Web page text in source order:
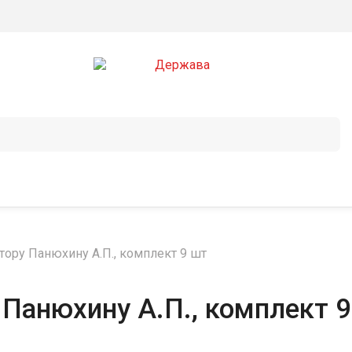
Панюхину А.П., комплект 9 шт
Панюхину А.П., комплект